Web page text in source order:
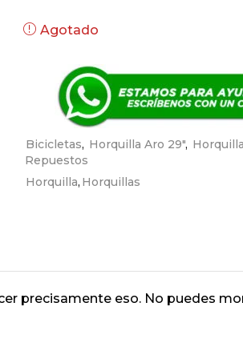
Agotado
Bicicletas, Horquilla Aro 29",
Repuestos
Horquilla, Horquillas
precisamente eso. No puedes